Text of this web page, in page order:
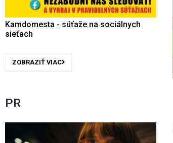
Kamdomesta - súťaže na sociálnych
sieťach
ZOBRAZIŤ VIAC
PR